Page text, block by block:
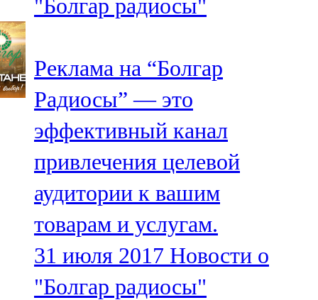
"Болгар радиосы"
Реклама на “Болгар
Радиосы” — это
эффективный канал
привлечения целевой
аудитории к вашим
товарам и услугам.
31 июля 2017 Новости о
"Болгар радиосы"